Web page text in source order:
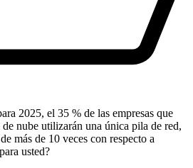
2025, el 35 % de las empresas que
nube utilizarán una única pila de red,
más de 10 veces con respecto a
usted?